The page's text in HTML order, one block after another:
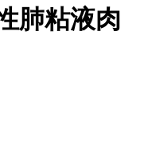
肺粘液肉